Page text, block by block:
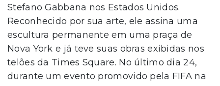
Stefano Gabbana nos Estados Unidos.
Reconhecido por sua arte, ele assina uma
escultura permanente em uma praça de
Nova York e já teve suas obras exibidas nos
telões da Times Square. No último dia 24,
durante um evento promovido pela FIFA na